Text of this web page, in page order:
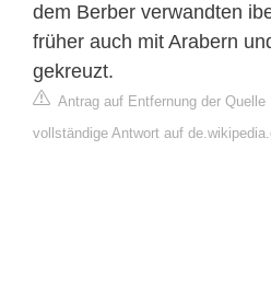
dem Berber verwandten
früher auch mit Arabern
gekreuzt.
Antrag auf Entfernung der Quelle
vollständige Antwort auf